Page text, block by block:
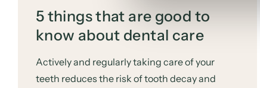
5 things that are good to
know about dental care
Actively and regularly taking care of your
teeth reduces the risk of tooth decay and